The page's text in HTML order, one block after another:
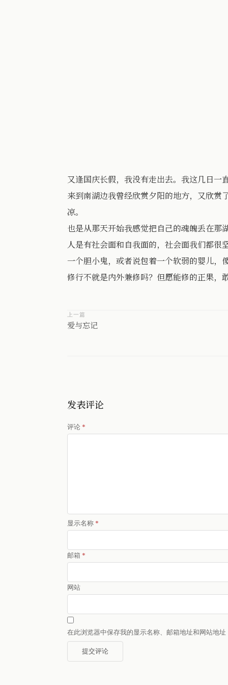
又逢国庆长假，我没有走出去。我这几日一
来到南湖边我曾经欣赏夕阳的地方，又欣赏
凉。
也是从那天开始我感觉把自己的魂魄丢在那
人是有社会面和自我面的，社会面我们都
一个胆小鬼，或者说包着一个软弱的婴儿，
修行不就是内外兼修吗？但愿能修的正果，
上一篇
爱与忘记
发表评论
评论*
显示名称*
邮箱*
网站
在此浏览器中保存我的显示名称、邮箱地址和网站地